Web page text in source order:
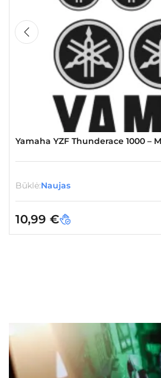
Yamaha YZF Thunderace 1000
Būklė:Naujas
10,99 €